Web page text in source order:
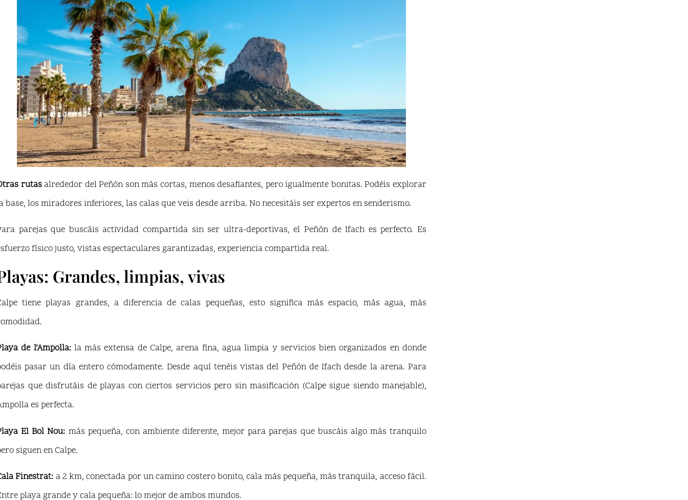
rutasalrededor del Peñón son más cortas, menos desafiantes, pero igualmente bonitas. Podéis explorar
base, los miradores inferiores, las calas que veis desde arriba. No necesitáis ser expertos en senderismo.
parejas que buscáis actividad compartida sin ser ultra-deportivas, el Peñón de Ifach es perfecto. Es
físico justo, vistas espectaculares garantizadas, experiencia compartida real.
Grandes, limpias, vivas
tiene playas grandes, a diferencia de calas pequeñas, esto significa más espacio, más agua, más
de l’Ampolla:la más extensa de Calpe, arena fina, agua limpia y servicios bien organizados en donde
pasar un día entero cómodamente. Desde aquí tenéis vistas del Peñón de Ifach desde la arena. Para
que disfrutáis de playas con ciertos servicios pero sin masificación (Calpe sigue siendo manejable),
es perfecta.
El Bol Nou: más pequeña, con ambiente diferente, mejor para parejas que buscáis algo más tranquilo
siguen en Calpe.
Finestrat: a 2 km, conectada por un camino costero bonito, cala más pequeña, más tranquila, acceso fácil.
playa grande y cala pequeña: lo mejor de ambos mundos.